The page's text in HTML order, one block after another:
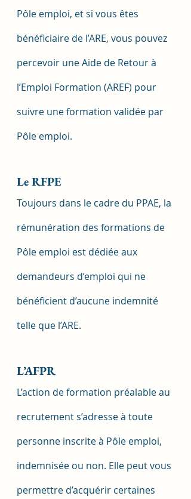
Pôle emploi, et si vous êtes
bénéficiaire de l’ARE, vous pouvez
percevoir une Aide de Retour à
l’Emploi Formation (AREF) pour
suivre une formation validée par
Pôle emploi.
Le RFPE
Toujours dans le cadre du PPAE, la
rémunération des formations de
Pôle emploi est dédiée aux
demandeurs d’emploi qui ne
bénéficient d’aucune indemnité
telle que l’ARE.
L’AFPR
L’action de formation préalable au
recrutement s’adresse à toute
personne inscrite à Pôle emploi,
indemnisée ou non. Elle peut vous
permettre d’acquérir certaines